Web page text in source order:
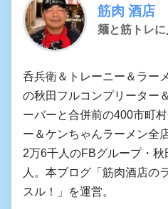
筋肉 酒店
麺と筋トレ
呑兵衛＆トレーニー＆ラー
の秋田フルコンプリーター
ーバーと合併前の400市町
ー＆ケンちゃんラーメン全
2万6千人のFBグループ・
人。本ブログ「筋肉酒店の
スル！」を運営。